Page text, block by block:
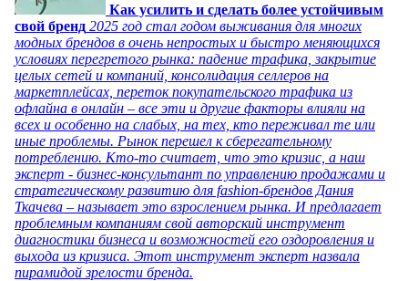
Как усилить и сделать более устойчивым
свой бренд 2025 год стал годом выживания для многих
модных брендов в очень непростых и быстро меняющихся
условиях перегретого рынка: падение трафика, закрытие
целых сетей и компаний, консолидация селлеров на
маркетплейсах, переток покупательского трафика из
офлайна в онлайн – все эти и другие факторы влияли на
всех и особенно на слабых, на тех, кто переживал те или
иные проблемы. Рынок перешел к сберегательному
потреблению. Кто-то считает, что это кризис, а наш
эксперт - бизнес-консультант по управлению продажами и
стратегическому развитию для fashion-брендов Дания
Ткачева – называет это взрослением рынка. И предлагает
проблемным компаниям свой авторский инструмент
диагностики бизнеса и возможностей его оздоровления и
выхода из кризиса. Этот инструмент эксперт назвала
пирамидой зрелости бренда.